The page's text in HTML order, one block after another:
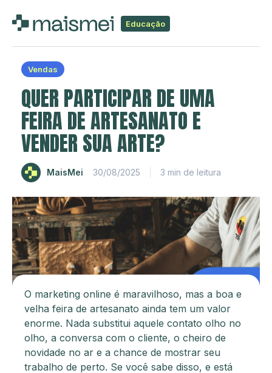
Educação
Vendas
QUER PARTICIPAR DE UMA
FEIRA DE ARTESANATO E
VENDER SUA ARTE?
MaisMei 30/08/2025 3 min de leitura
O marketing online é maravilhoso, mas a boa e
velha feira de artesanato ainda tem um valor
enorme. Nada substitui aquele contato olho no
olho, a conversa com o cliente, o cheiro de
novidade no ar e a chance de mostrar seu
trabalho de perto. Se você sabe disso, e está